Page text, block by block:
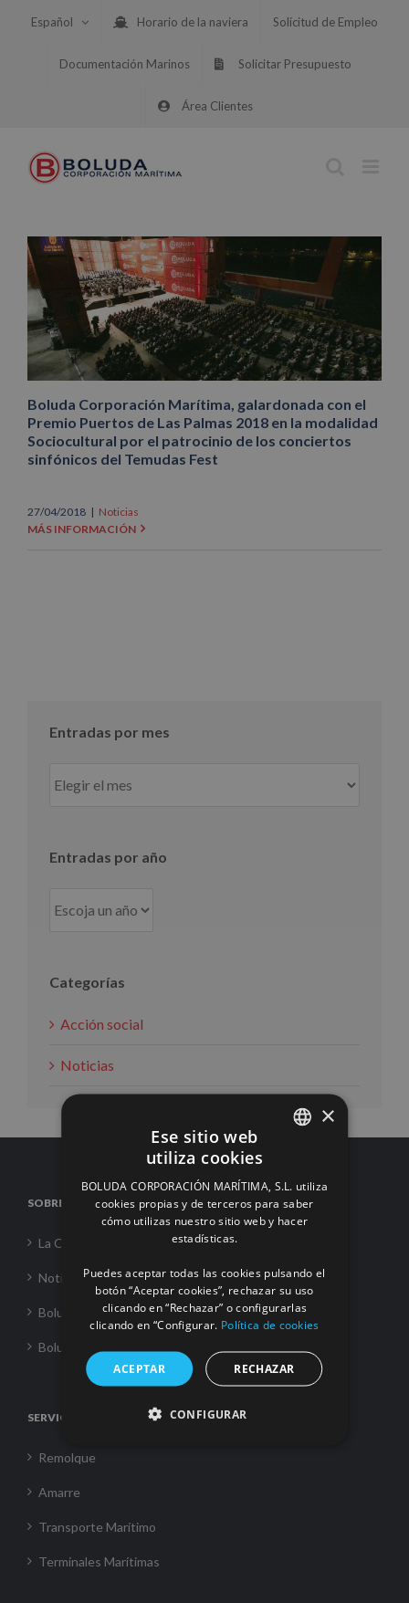
Español Horario de la naviera Solicitud de Empleo
Documentación Marinos Solicitar Presupuesto
Área Clientes
Boluda Corporación Marítima, galardonada con el
Premio Puertos de Las Palmas 2018 en la modalidad
Sociocultural por el patrocinio de los conciertos
sinfónicos del Temudas Fest
27/04/2018 | Noticias
MÁS INFORMACIÓN
Entradas por mes
por
Entradas por año
Categorías
Acción social
Noticias
SOBRE NOSOTROS
La Corporación
Noticias
Boluda Towage
Boluda Shipping
SERVICIOS
Remolque
Amarre
Transporte Marítimo
Terminales Marítimas
ENGLISH
FRENCH
×
Ese sitio web
utiliza cookies
BOLUDA CORPORACIÓN MARÍTIMA, S.L. utiliza
cookies propias y de terceros para saber
cómo utilizas nuestro sitio web y hacer
estadísticas.
Puedes aceptar todas las cookies pulsando el
botón “Aceptar cookies”, rechazar su uso
clicando en “Rechazar” o configurarlas
clicando en “Configurar. Política de cookies
ACEPTAR RECHAZAR
CONFIGURAR